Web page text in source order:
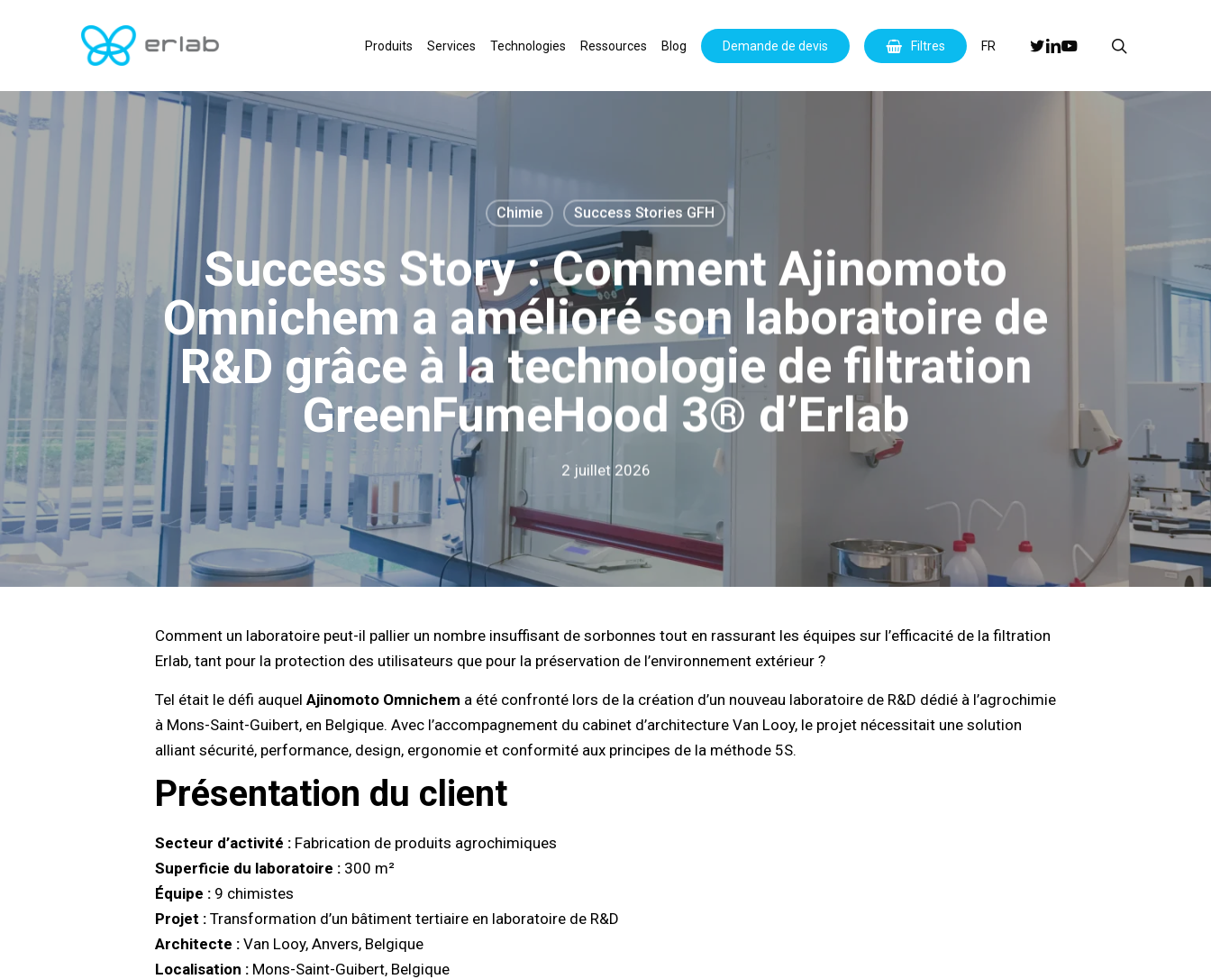
content
Produits Services Technologies Ressources Blog Demande de devis Filtres FR twitter
linkedin
youtube
Chimie Success Stories GFH
Success Story : Comment Ajinomoto
Omnichem a amélioré son laboratoire de
R&D grâce à la technologie de filtration
GreenFumeHood 3® d’Erlab
2 juillet 2026
Comment un laboratoire peut-il pallier un nombre insuffisant de sorbonnes tout en rassurant les équipes sur l’efficacité de la filtration
Erlab, tant pour la protection des utilisateurs que pour la préservation de l’environnement extérieur ?
Tel était le défi auquel Ajinomoto Omnichem a été confronté lors de la création d’un nouveau laboratoire de R&D dédié à l’agrochimie
à Mons-Saint-Guibert, en Belgique. Avec l’accompagnement du cabinet d’architecture Van Looy, le projet nécessitait une solution
alliant sécurité, performance, design, ergonomie et conformité aux principes de la méthode 5S.
Présentation du client
Secteur d’activité : Fabrication de produits agrochimiques
Superficie du laboratoire : 300 m²
Équipe : 9 chimistes
Projet : Transformation d’un bâtiment tertiaire en laboratoire de R&D
Architecte : Van Looy, Anvers, Belgique
Localisation : Mons-Saint-Guibert, Belgique